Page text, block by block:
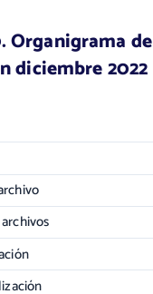
Organigrama
diciembre 2022